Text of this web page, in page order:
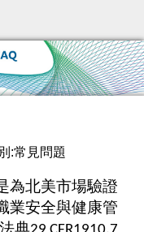
:常見問題
為北美市場驗證
業安全與健康管
典